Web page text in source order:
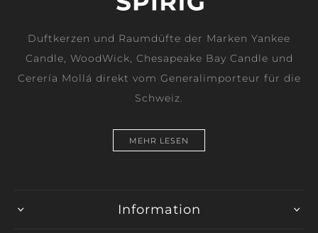
Duftkerzen und Raumdüfte der Marken Yankee
Candle, WoodWick, Chesapeake Bay Candle und
Cerería Mollá direkt vom Generalimporteur für die
Schweiz.
MEHR LESEN
Information